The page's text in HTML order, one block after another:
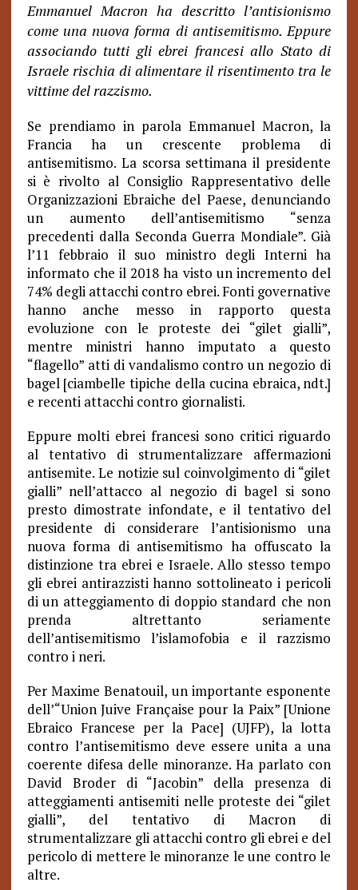
Emmanuel Macron ha descritto l’antisionismo
come una nuova forma di antisemitismo. Eppure
associando tutti gli ebrei francesi allo Stato di
Israele rischia di alimentare il risentimento tra le
vittime del razzismo.
Se prendiamo in parola Emmanuel Macron, la
Francia ha un crescente problema di
antisemitismo. La scorsa settimana il presidente
si è rivolto al Consiglio Rappresentativo delle
Organizzazioni Ebraiche del Paese, denunciando
un aumento dell’antisemitismo “senza
precedenti dalla Seconda Guerra Mondiale”. Già
l’11 febbraio il suo ministro degli Interni ha
informato che il 2018 ha visto un incremento del
74% degli attacchi contro ebrei. Fonti governative
hanno anche messo in rapporto questa
evoluzione con le proteste dei “gilet gialli”,
mentre ministri hanno imputato a questo
“flagello” atti di vandalismo contro un negozio di
bagel [ciambelle tipiche della cucina ebraica, ndt.]
e recenti attacchi contro giornalisti.
Eppure molti ebrei francesi sono critici riguardo
al tentativo di strumentalizzare affermazioni
antisemite. Le notizie sul coinvolgimento di “gilet
gialli” nell’attacco al negozio di bagel si sono
presto dimostrate infondate, e il tentativo del
presidente di considerare l’antisionismo una
nuova forma di antisemitismo ha offuscato la
distinzione tra ebrei e Israele. Allo stesso tempo
gli ebrei antirazzisti hanno sottolineato i pericoli
di un atteggiamento di doppio standard che non
prenda altrettanto seriamente
dell’antisemitismo l’islamofobia e il razzismo
contro i neri.
Per Maxime Benatouil, un importante esponente
dell’“Union Juive Française pour la Paix” [Unione
Ebraico Francese per la Pace] (UJFP), la lotta
contro l’antisemitismo deve essere unita a una
coerente difesa delle minoranze. Ha parlato con
David Broder di “Jacobin” della presenza di
atteggiamenti antisemiti nelle proteste dei “gilet
gialli”, del tentativo di Macron di
strumentalizzare gli attacchi contro gli ebrei e del
pericolo di mettere le minoranze le une contro le
altre.